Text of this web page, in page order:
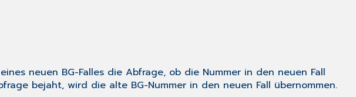
neuen BG-Falles die Abfrage, ob die Nummer in den neuen Fall
bejaht, wird die alte BG-Nummer in den neuen Fall übernommen.